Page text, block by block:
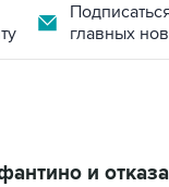
главных
и